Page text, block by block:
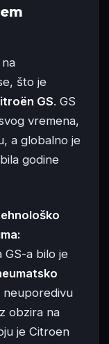
što je
GS. GS
vremena,
a globalno je
godine
GS-a bilo je
neuporedivu
obzira na
je Citroen